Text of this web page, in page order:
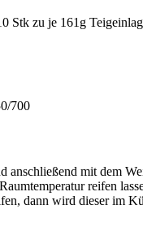
Stk zu je 161g
700
anschließend mit dem
reifen
dann wird dieser im